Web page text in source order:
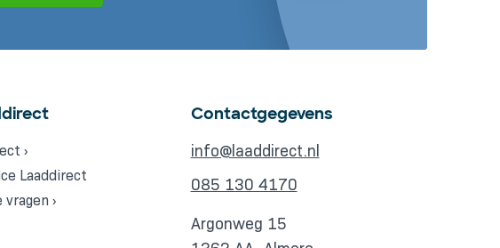
›
Laaddirect
›
Contactgegevens
info@laaddirect.nl
085 130 4170
Argonweg 15